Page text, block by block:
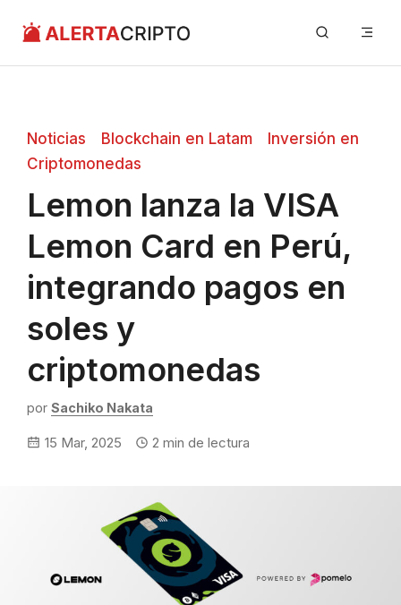
contenido
Noticias Blockchain en Latam
Inversión en
Criptomonedas
Lemon lanza la VISA
Lemon Card en Perú,
integrando pagos en
soles y
criptomonedas
por Sachiko Nakata
15 Mar, 2025 2 min de lectura